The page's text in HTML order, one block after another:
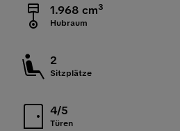
1.968 cm3
Hubraum
2
Sitzplätze
4/5
Türen